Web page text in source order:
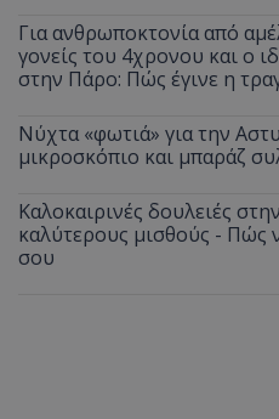
Για ανθρωποκτονία από
γονείς του 4χρονου και ο
στην Πάρο: Πώς έγινε η
Νύχτα «φωτιά» για την
μικροσκόπιο και μπαράζ
Καλοκαιρινές δουλειές
καλύτερους μισθούς - Πώς
σου